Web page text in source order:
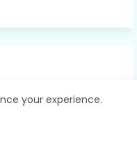
your experience.